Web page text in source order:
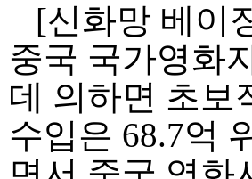
[신화망 베이
중국 국가영화
데 의하면 초보
수입은 68.7억